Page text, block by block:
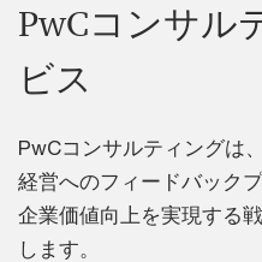
PwCコンサル
ビス
PwCコンサルティングは
経営へのフィードバック
企業価値向上を実現する
します。